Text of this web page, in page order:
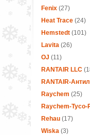
Fenix(27)
Heat Trace(24)
Hemstedt(101)
Lavita(26)
OJ (11)
RANTAIR LLC
RANTAIR-
Raychem (25)
Raychem-Tyco-
Rehau(17)
Wiska(3)